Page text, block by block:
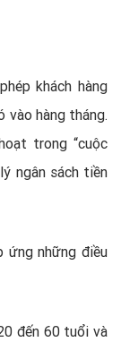
khách hàng
vào hàng tháng.
trong “cuộc
ngân sách tiền
ứng những điều
đến 60 tuổi và